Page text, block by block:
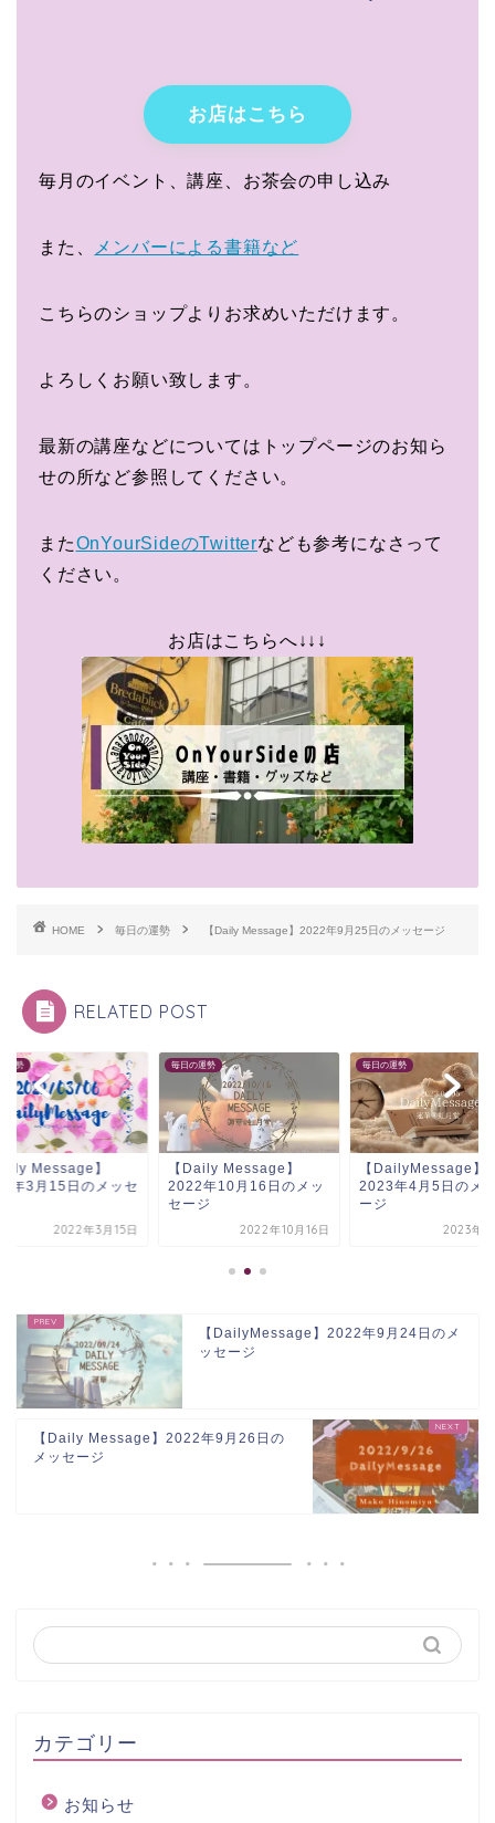
お店はこちら
毎月のイベント、講座、お茶会の申し込み
また、 メンバーによる書籍など
こちらのショップよりお求めいただけます。
よろしくお願い致します。
最新の講座などについてはトップページのお知ら
せの所など参照してください。
またOnYourSideのTwitterなども参考になさって
ください。
お店はこちらへ↓↓↓
HOME 毎日の運勢 【Daily Message】2022年9月25日のメッセージ
RELATED POST
】
15日のメッセ
2022年3月15日
毎日の運勢
【Daily Message】
2022年10月16日のメッ
2022年10月16日
毎日の運勢
【DailyMessage】
2023年4月5日のメッセ
2023年4月5日
【DailyMessage】2022年9月24日のメ
ッセージ
【Daily Message】2022年9月26日の
メッセージ
カテゴリー
お知らせ